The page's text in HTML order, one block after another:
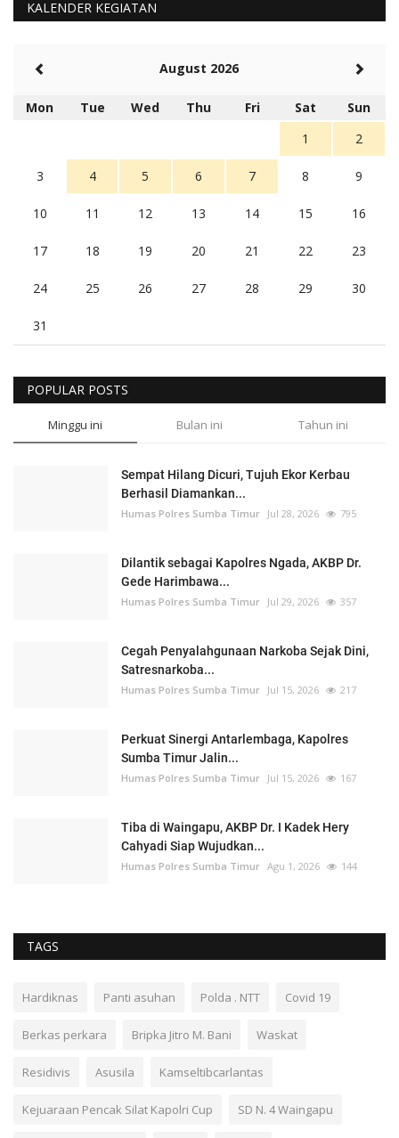
KALENDER KEGIATAN
August 2026
Mon Tue Wed Thu Fri Sat
Sun
1
2
3 4 5 6 7 8 9
10 11 12 13 14 15 16
17 18 19 20 21 22 23
24 25 26 27 28 29 30
31
POPULAR POSTS
Minggu ini Bulan ini Tahun ini
Sempat Hilang Dicuri, Tujuh Ekor Kerbau
Berhasil Diamankan...
Humas Polres Sumba Timur Jul 28, 2026 795
Dilantik sebagai Kapolres Ngada, AKBP Dr.
Gede Harimbawa...
Humas Polres Sumba Timur Jul 29, 2026 357
Cegah Penyalahgunaan Narkoba Sejak Dini,
Satresnarkoba...
Humas Polres Sumba Timur Jul 15, 2026 217
Perkuat Sinergi Antarlembaga, Kapolres
Sumba Timur Jalin...
Humas Polres Sumba Timur Jul 15, 2026 167
Tiba di Waingapu, AKBP Dr. I Kadek Hery
Cahyadi Siap Wujudkan...
Humas Polres Sumba Timur Agu 1, 2026 144
TAGS
Hardiknas Panti asuhan Polda . NTT Covid 19
Berkas perkara Bripka Jitro M. Bani Waskat
Residivis Asusila Kamseltibcarlantas
Kejuaraan Pencak Silat Kapolri Cup SD N. 4 Waingapu